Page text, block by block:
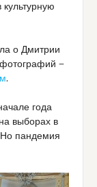
культурную
о Дмитрии
—
.
года
выборах в
пандемия